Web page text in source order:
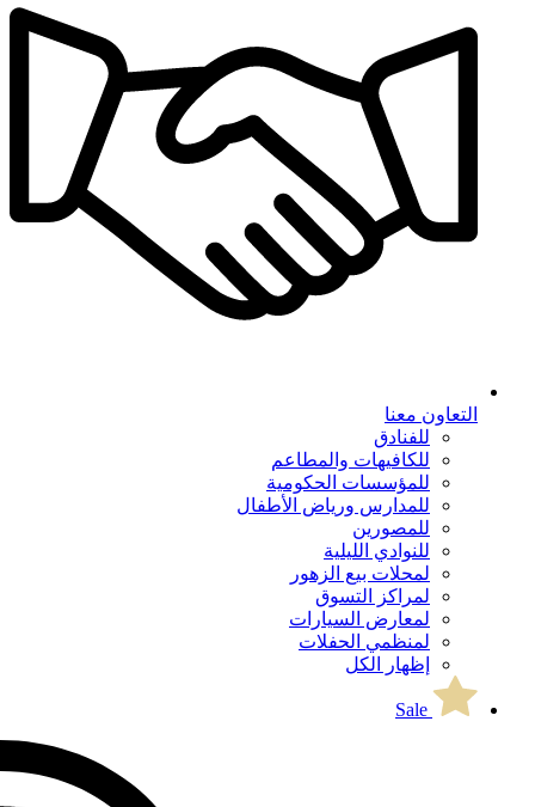
التعاون معنا
للفنادق
للكافيهات والمطاعم
للمؤسسات الحكومية
للمدارس ورياض الأطفال
للمصورين
للنوادي الليلية
لمحلات بيع الزهور
لمراكز التسوق
لمعارض السيارات
لمنظمي الحفلات
إظهار الكل